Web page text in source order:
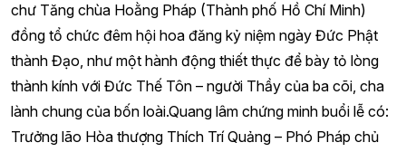
chư Tăng chùa Hoằng Pháp (Thành phố Hồ Chí Minh)
đồng tổ chức đêm hội hoa đăng kỷ niệm ngày Đức Phật
thành Đạo, như một hành động thiết thực để bày tỏ lòng
thành kính với Đức Thế Tôn – người Thầy của ba cõi, cha
lành chung của bốn loài.Quang lâm chứng minh buổi lễ có:
Trưởng lão Hòa thượng Thích Trí Quảng – Phó Pháp chủ